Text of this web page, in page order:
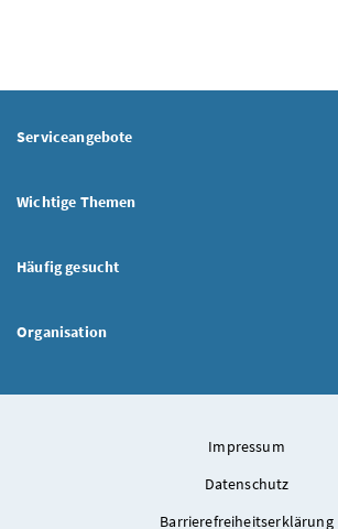
Serviceangebote
Wichtige Themen
Häufig gesucht
Organisation
Impressum
Datenschutz
Barrierefreiheitserklärung